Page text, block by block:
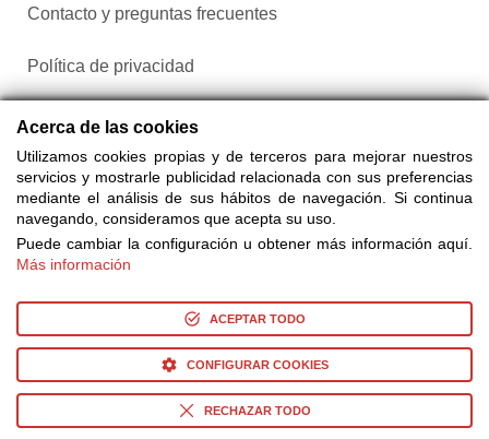
Contacto y preguntas frecuentes
Política de privacidad
Configurar cookies
de 25 proveedores
© Copyright 2014-2026 Ociocultura Network SL. - All Rights
Reserved
Acerca de las cookies
Utilizamos cookies propias y de terceros para mejorar nuestros
servicios y mostrarle publicidad relacionada con sus preferencias
mediante el análisis de sus hábitos de navegación. Si continua
navegando, consideramos que acepta su uso.
Puede cambiar la configuración u obtener más información aquí.
Más información
ACEPTAR TODO
CONFIGURAR COOKIES
RECHAZAR TODO